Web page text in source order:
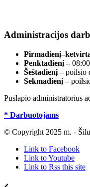
Administracijos
Penktadienį –
Šeštadienį –poilsio
Sekmadienį –
Puslapio administratorius
* Darbuotojams
© Copyright 2025 m. -
Link to Facebook
Link to Youtube
Link to Rss this site